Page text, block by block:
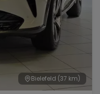
Bielefeld (37 km)